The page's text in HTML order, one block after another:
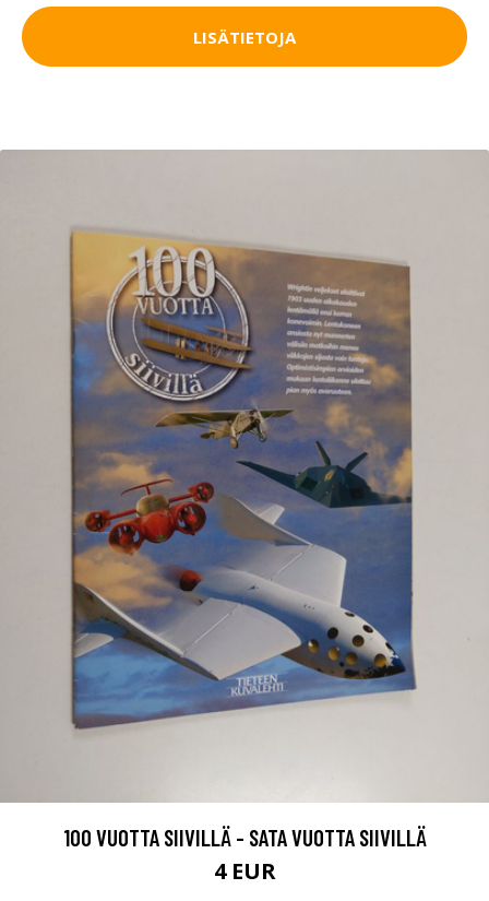
LISÄTIETOJA
100 VUOTTA SIIVILLÄ - SATA VUOTTA SIIVILLÄ
4 EUR